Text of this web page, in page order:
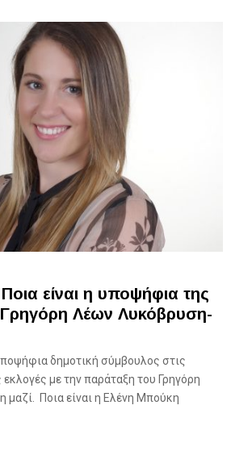
είναι η υποψήφια της
Λέων Λυκόβρυση-
δημοτική σύμβουλος στις
με την παράταξη του Γρηγόρη
Ποια είναι η Ελένη Μπούκη